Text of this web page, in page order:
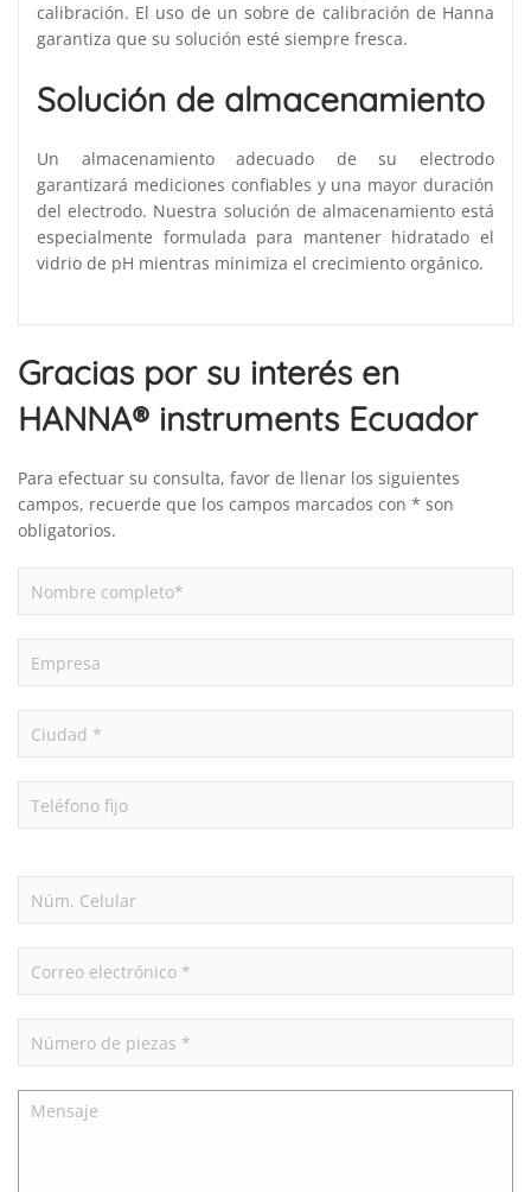
calibración. El uso de un sobre de calibración de Hanna
garantiza que su solución esté siempre fresca.
Solución de almacenamiento
Un almacenamiento adecuado de su electrodo
garantizará mediciones confiables y una mayor duración
del electrodo. Nuestra solución de almacenamiento está
especialmente formulada para mantener hidratado el
vidrio de pH mientras minimiza el crecimiento orgánico.
Gracias por su interés en
HANNA® instruments Ecuador
Para efectuar su consulta, favor de llenar los siguientes
campos, recuerde que los campos marcados con * son
obligatorios.